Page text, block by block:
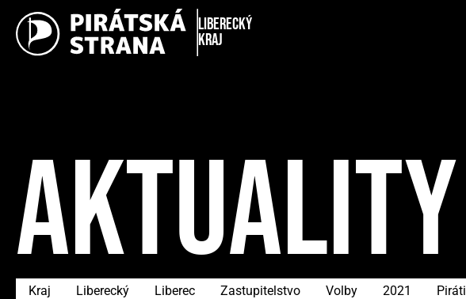
Liberecký
kraj
AKTUALITY
Kraj Liberecký Liberec Zastupitelstvo Volby 2021 Piráti